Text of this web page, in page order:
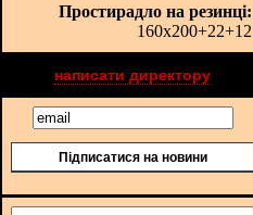
Простирадло на резинці:
160х200+22+12
написати директору
Підписатися на новини